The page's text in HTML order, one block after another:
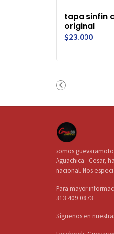
tapa sinfin
original
$23.000
somos
Aguachica - Cesar,
nacional. Nos
Para mayor
313 409 0873
Síguenos en